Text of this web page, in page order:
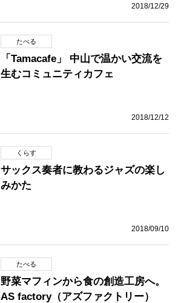
2018/12/29
たべる
「Tamacafe」 中山で温かい交流を
生むコミュニティカフェ
2018/12/12
くらす
サックス奏者に教わるジャズの楽し
みかた
2018/09/10
たべる
野菜マフィンから食の創造工房へ。
AS factory（アズファクトリー）